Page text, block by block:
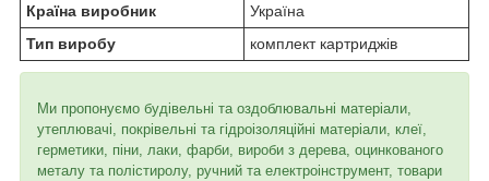
Країна виробник
Україна
Тип виробу
комплект картриджів
Ми пропонуємо будівельні та оздоблювальні матеріали,
утеплювачі, покрівельні та гідроізоляційні матеріали, клеї,
герметики, піни, лаки, фарби, вироби з дерева, оцинкованого
металу та полістиролу, ручний та електроінструмент, товари